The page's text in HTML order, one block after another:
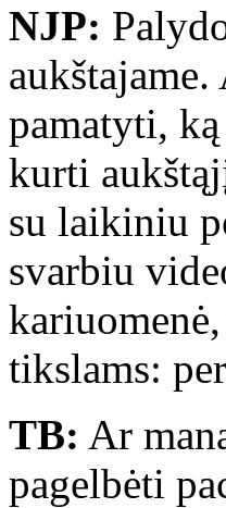
NJP:
pamatyti,
kurti
su laikiniu
svarbiu
tikslams:
TB: Ar
pagelbėti